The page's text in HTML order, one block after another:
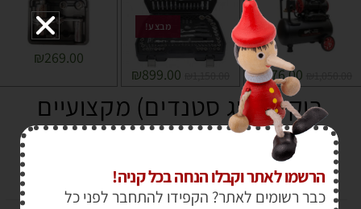
₪876.00
מבצע!
₪899.00
₪269.00
בוקים (זוג סטנדים) מקצועיים
סטנדרט 6 טון KASCO
₪252.00
הרשמו לאתר וקבלו הנחה בכל קניה!
כבר רשומים לאתר? הקפידו להתחבר לפני כל